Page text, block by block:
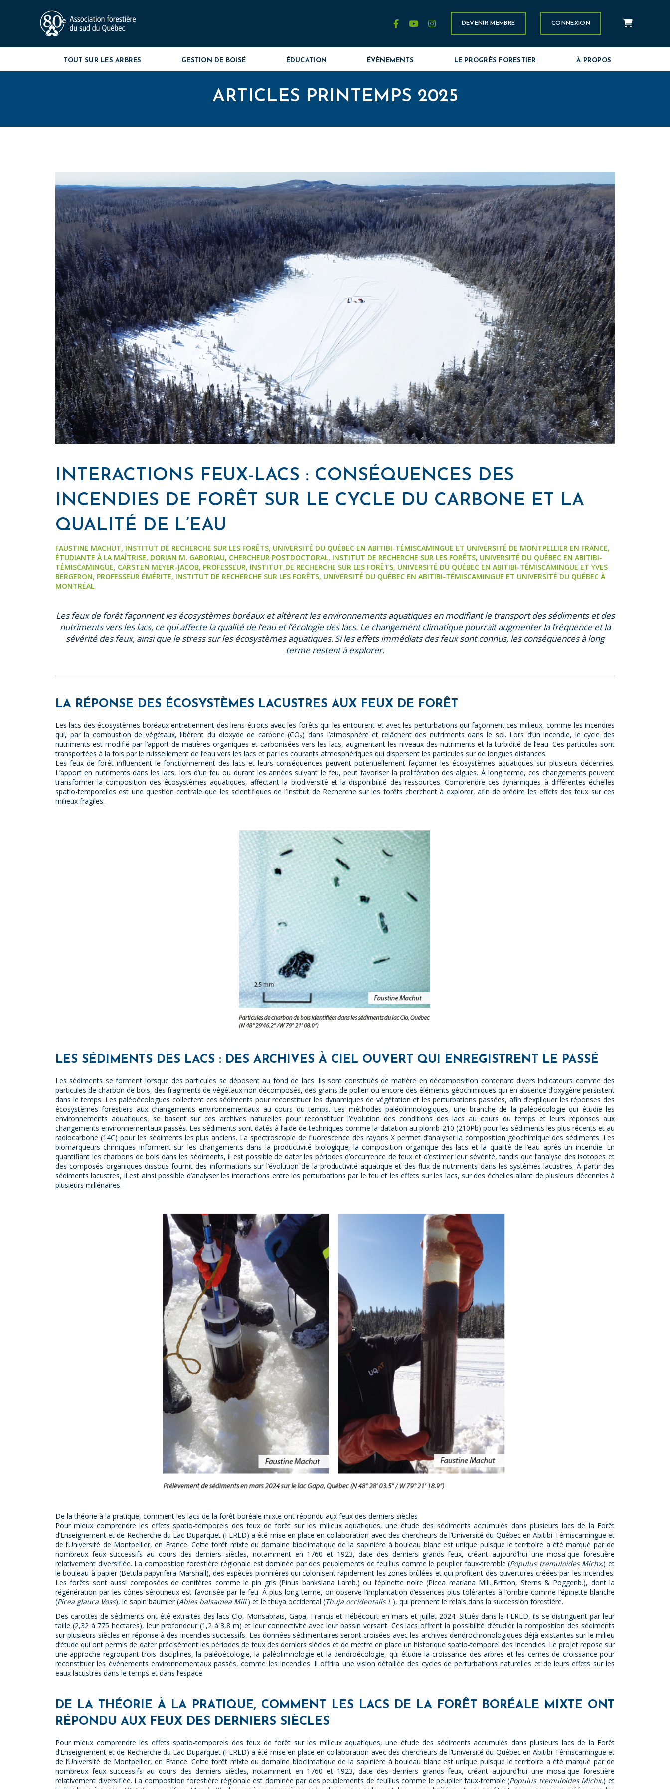
facebook
youtubeinstagramDEVENIR MEMBRE CONNEXION Panier
TOUT SUR LES ARBRES GESTION DE BOISÉ ÉDUCATION ÉVÈNEMENTS LE PROGRÈS FORESTIER À PROPOS
ARTICLES PRINTEMPS 2025
INTERACTIONS FEUX-LACS : CONSÉQUENCES DES
INCENDIES DE FORÊT SUR LE CYCLE DU CARBONE ET LA
QUALITÉ DE L’EAU
FAUSTINE MACHUT, INSTITUT DE RECHERCHE SUR LES FORÊTS, UNIVERSITÉ DU QUÉBEC EN ABITIBI-TÉMISCAMINGUE ET UNIVERSITÉ DE MONTPELLIER EN FRANCE,
ÉTUDIANTE À LA MAÎTRISE, DORIAN M. GABORIAU, CHERCHEUR POSTDOCTORAL, INSTITUT DE RECHERCHE SUR LES FORÊTS, UNIVERSITÉ DU QUÉBEC EN ABITIBI-
TÉMISCAMINGUE, CARSTEN MEYER-JACOB, PROFESSEUR, INSTITUT DE RECHERCHE SUR LES FORÊTS, UNIVERSITÉ DU QUÉBEC EN ABITIBI-TÉMISCAMINGUE ET YVES
BERGERON, PROFESSEUR ÉMÉRITE, INSTITUT DE RECHERCHE SUR LES FORÊTS, UNIVERSITÉ DU QUÉBEC EN ABITIBI-TÉMISCAMINGUE ET UNIVERSITÉ DU QUÉBEC À
MONTRÉAL
Les feux de forêt façonnent les écosystèmes boréaux et altèrent les environnements aquatiques en modifiant le transport des sédiments et des
nutriments vers les lacs, ce qui affecte la qualité de l’eau et l’écologie des lacs. Le changement climatique pourrait augmenter la fréquence et la
sévérité des feux, ainsi que le stress sur les écosystèmes aquatiques. Si les effets immédiats des feux sont connus, les conséquences à long
terme restent à explorer.
LA RÉPONSE DES ÉCOSYSTÈMES LACUSTRES AUX FEUX DE FORÊT
Les lacs des écosystèmes boréaux entretiennent des liens étroits avec les forêts qui les entourent et avec les perturbations qui façonnent ces milieux, comme les incendies
qui, par la combustion de végétaux, libèrent du dioxyde de carbone (CO₂) dans l’atmosphère et relâchent des nutriments dans le sol. Lors d’un incendie, le cycle des
nutriments est modifié par l’apport de matières organiques et carbonisées vers les lacs, augmentant les niveaux des nutriments et la turbidité de l’eau. Ces particules sont
transportées à la fois par le ruissellement de l’eau vers les lacs et par les courants atmosphériques qui dispersent les particules sur de longues distances.
Les feux de forêt influencent le fonctionnement des lacs et leurs conséquences peuvent potentiellement façonner les écosystèmes aquatiques sur plusieurs décennies.
L’apport en nutriments dans les lacs, lors d’un feu ou durant les années suivant le feu, peut favoriser la prolifération des algues. À long terme, ces changements peuvent
transformer la composition des écosystèmes aquatiques, affectant la biodiversité et la disponibilité des ressources. Comprendre ces dynamiques à différentes échelles
spatio-temporelles est une question centrale que les scientifiques de l’Institut de Recherche sur les forêts cherchent à explorer, afin de prédire les effets des feux sur ces
milieux fragiles.
LES SÉDIMENTS DES LACS : DES ARCHIVES À CIEL OUVERT QUI ENREGISTRENT LE PASSÉ
Les sédiments se forment lorsque des particules se déposent au fond de lacs. Ils sont constitués de matière en décomposition contenant divers indicateurs comme des
particules de charbon de bois, des fragments de végétaux non décomposés, des grains de pollen ou encore des éléments géochimiques qui en absence d’oxygène persistent
dans le temps. Les paléoécologues collectent ces sédiments pour reconstituer les dynamiques de végétation et les perturbations passées, afin d’expliquer les réponses des
écosystèmes forestiers aux changements environnementaux au cours du temps. Les méthodes paléolimnologiques, une branche de la paléoécologie qui étudie les
environnements aquatiques, se basent sur ces archives naturelles pour reconstituer l’évolution des conditions des lacs au cours du temps et leurs réponses aux
changements environnementaux passés. Les sédiments sont datés à l’aide de techniques comme la datation au plomb-210 (210Pb) pour les sédiments les plus récents et au
radiocarbone (14C) pour les sédiments les plus anciens. La spectroscopie de fluorescence des rayons X permet d’analyser la composition géochimique des sédiments. Les
biomarqueurs chimiques informent sur les changements dans la productivité biologique, la composition organique des lacs et la qualité de l’eau après un incendie. En
quantifiant les charbons de bois dans les sédiments, il est possible de dater les périodes d’occurrence de feux et d’estimer leur sévérité, tandis que l’analyse des isotopes et
des composés organiques dissous fournit des informations sur l’évolution de la productivité aquatique et des flux de nutriments dans les systèmes lacustres. À partir des
sédiments lacustres, il est ainsi possible d’analyser les interactions entre les perturbations par le feu et les effets sur les lacs, sur des échelles allant de plusieurs décennies à
plusieurs millénaires.
De la théorie à la pratique, comment les lacs de la forêt boréale mixte ont répondu aux feux des derniers siècles
Pour mieux comprendre les effets spatio-temporels des feux de forêt sur les milieux aquatiques, une étude des sédiments accumulés dans plusieurs lacs de la Forêt
d’Enseignement et de Recherche du Lac Duparquet (FERLD) a été mise en place en collaboration avec des chercheurs de l’Université du Québec en Abitibi-Témiscamingue et
de l’Université de Montpellier, en France. Cette forêt mixte du domaine bioclimatique de la sapinière à bouleau blanc est unique puisque le territoire a été marqué par de
nombreux feux successifs au cours des derniers siècles, notamment en 1760 et 1923, date des derniers grands feux, créant aujourd’hui une mosaïque forestière
relativement diversifiée. La composition forestière régionale est dominée par des peuplements de feuillus comme le peuplier faux-tremble (Populus tremuloides Michx.) et
le bouleau à papier (Betula papyrifera Marshall), des espèces pionnières qui colonisent rapidement les zones brûlées et qui profitent des ouvertures créées par les incendies.
Les forêts sont aussi composées de conifères comme le pin gris (Pinus banksiana Lamb.) ou l’épinette noire (Picea mariana Mill.,Britton, Sterns & Poggenb.), dont la
régénération par les cônes sérotineux est favorisée par le feu. À plus long terme, on observe l’implantation d’essences plus tolérantes à l’ombre comme l’épinette blanche
(Picea glauca Voss), le sapin baumier (Abies balsamea Mill.) et le thuya occidental (Thuja occidentalis L.), qui prennent le relais dans la succession forestière.
Des carottes de sédiments ont été extraites des lacs Clo, Monsabrais, Gapa, Francis et Hébécourt en mars et juillet 2024. Situés dans la FERLD, ils se distinguent par leur
taille (2,32 à 775 hectares), leur profondeur (1,2 à 3,8 m) et leur connectivité avec leur bassin versant. Ces lacs offrent la possibilité d’étudier la composition des sédiments
sur plusieurs siècles en réponse à des incendies successifs. Les données sédimentaires seront croisées avec les archives dendrochronologiques déjà existantes sur le milieu
d’étude qui ont permis de dater précisément les périodes de feux des derniers siècles et de mettre en place un historique spatio-temporel des incendies. Le projet repose sur
une approche regroupant trois disciplines, la paléoécologie, la paléolimnologie et la dendroécologie, qui étudie la croissance des arbres et les cernes de croissance pour
reconstituer les événements environnementaux passés, comme les incendies. Il offrira une vision détaillée des cycles de perturbations naturelles et de leurs effets sur les
eaux lacustres dans le temps et dans l’espace.
DE LA THÉORIE À LA PRATIQUE, COMMENT LES LACS DE LA FORÊT BORÉALE MIXTE ONT
RÉPONDU AUX FEUX DES DERNIERS SIÈCLES
Pour mieux comprendre les effets spatio-temporels des feux de forêt sur les milieux aquatiques, une étude des sédiments accumulés dans plusieurs lacs de la Forêt
d’Enseignement et de Recherche du Lac Duparquet (FERLD) a été mise en place en collaboration avec des chercheurs de l’Université du Québec en Abitibi-Témiscamingue et
de l’Université de Montpellier, en France. Cette forêt mixte du domaine bioclimatique de la sapinière à bouleau blanc est unique puisque le territoire a été marqué par de
nombreux feux successifs au cours des derniers siècles, notamment en 1760 et 1923, date des derniers grands feux, créant aujourd’hui une mosaïque forestière
relativement diversifiée. La composition forestière régionale est dominée par des peuplements de feuillus comme le peuplier faux-tremble (Populus tremuloides Michx.) et